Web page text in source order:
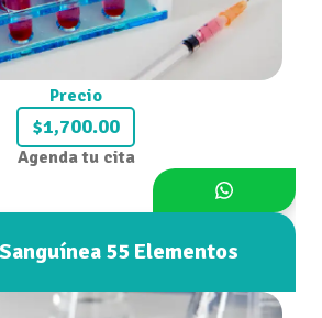
Precio
$1,700.00
Agenda tu cita
55 Elementos